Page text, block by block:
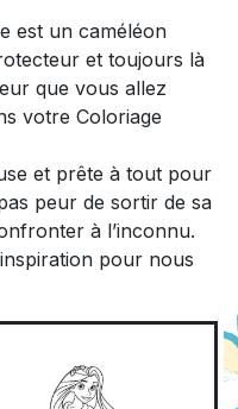
est un caméléon
et toujours là
que vous allez
votre Coloriage
et prête à tout pour
peur de sortir de sa
à l’inconnu.
pour nous